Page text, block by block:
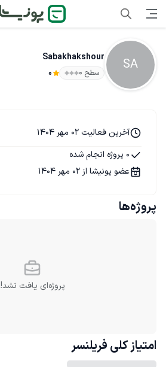
SA
Sabakhakshour
سطح ۰ 0
آخرین فعالیت 02 مهر 1404
0 پروژه انجام شده
عضو پونیشا از 02 مهر 1404
پروژه‌ها
پروژه‌ای یافت نشد!
امتیاز کلی فریلنسر